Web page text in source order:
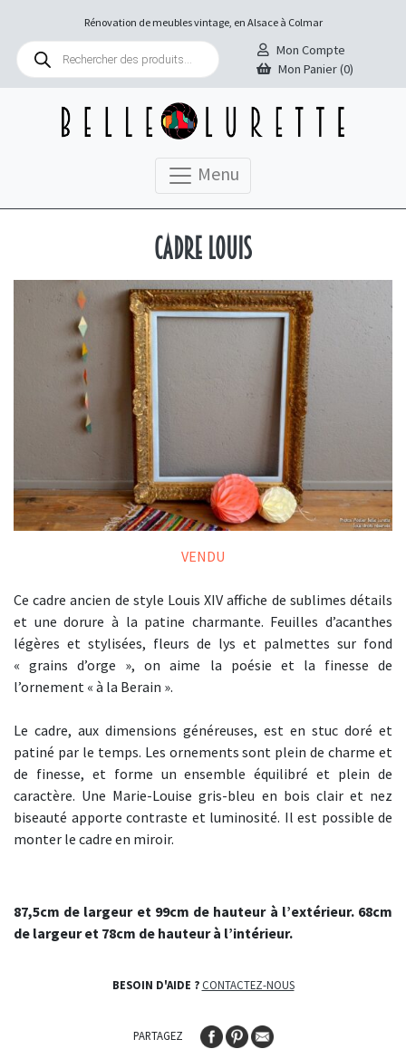
Rénovation de meubles vintage, en Alsace à Colmar
Recherche
produits
Mon Compte
Mon Panier (0)
Menu
Cadre Louis
VENDU
Ce cadre ancien de style Louis XIV affiche de sublimes détails
et une dorure à la patine charmante. Feuilles d’acanthes
légères et stylisées, fleurs de lys et palmettes sur fond
« grains d’orge », on aime la poésie et la finesse de
l’ornement « à la Berain ».
Le cadre, aux dimensions généreuses, est en stuc doré et
patiné par le temps. Les ornements sont plein de charme et
de finesse, et forme un ensemble équilibré et plein de
caractère. Une Marie-Louise gris-bleu en bois clair et nez
biseauté apporte contraste et luminosité. Il est possible de
monter le cadre en miroir.
87,5cm de largeur et 99cm de hauteur à l’extérieur. 68cm
de largeur et 78cm de hauteur à l’intérieur.
BESOIN D'AIDE ? CONTACTEZ-NOUS
PARTAGEZ